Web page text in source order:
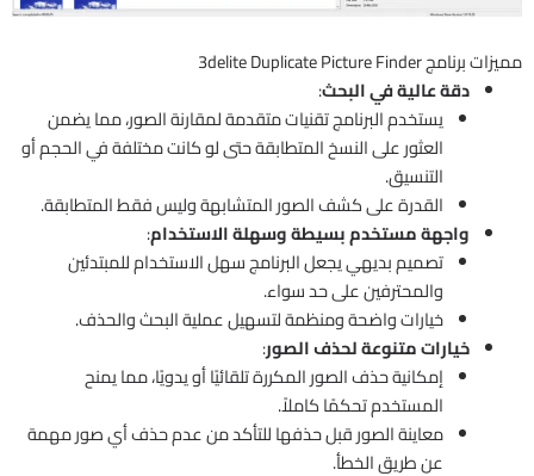
مميزات برنامج 3delite Duplicate Picture Finder
دقة عالية في البحث:
يستخدم البرنامج تقنيات متقدمة لمقارنة الصور، مما يضمن
العثور على النسخ المتطابقة حتى لو كانت مختلفة في الحجم أو
التنسيق.
القدرة على كشف الصور المتشابهة وليس فقط المتطابقة.
واجهة مستخدم بسيطة وسهلة الاستخدام:
تصميم بديهي يجعل البرنامج سهل الاستخدام للمبتدئين
والمحترفين على حد سواء.
خيارات واضحة ومنظمة لتسهيل عملية البحث والحذف.
خيارات متنوعة لحذف الصور:
إمكانية حذف الصور المكررة تلقائيًا أو يدويًا، مما يمنح
المستخدم تحكمًا كاملاً.
معاينة الصور قبل حذفها للتأكد من عدم حذف أي صور مهمة
عن طريق الخطأ.